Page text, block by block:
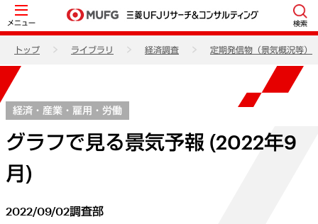
メニュー 検索
トップ ライブラリ 経済調査 定期発信物（景気概況等）
経済・産業・雇用・労働
グラフで見る景気予報 (2022年9
月)
2022/09/02調査部